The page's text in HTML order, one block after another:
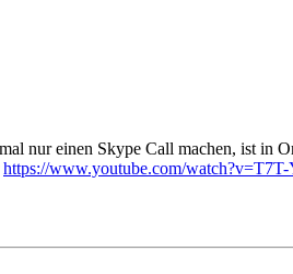
nur einen Skype Call machen, ist in
https://www.youtube.com/